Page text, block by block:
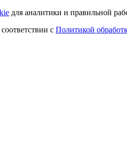
для аналитики и правильной
с Политикой